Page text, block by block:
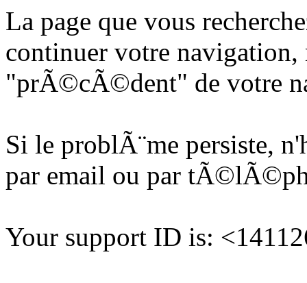
La page que vous
continuer votre
"prÃ©cÃ©dent" de votre
Si le problÃ¨me persiste,
par email ou par
Your support ID is: